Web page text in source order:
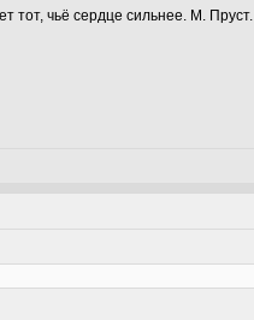
тот, чьё сердце сильнее. М. Пруст.